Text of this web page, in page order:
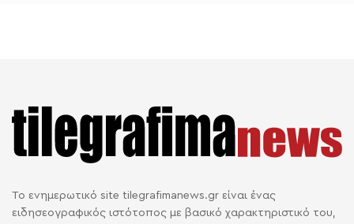
Το ενημερωτικό site tilegrafimanews.gr είναι ένας
ειδησεογραφικός ιστότοπος με βασικό χαρακτηριστικό του,